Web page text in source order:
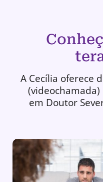
A Cecília oferece
em Doutor